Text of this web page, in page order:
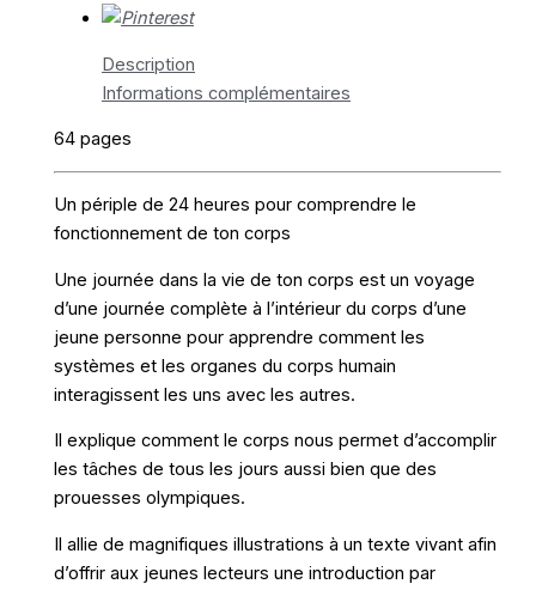
Description
Informations complémentaires
64 pages
Un périple de 24 heures pour comprendre le
fonctionnement de ton corps
Une journée dans la vie de ton corps est un voyage
d’une journée complète à l’intérieur du corps d’une
jeune personne pour apprendre comment les
systèmes et les organes du corps humain
interagissent les uns avec les autres.
Il explique comment le corps nous permet d’accomplir
les tâches de tous les jours aussi bien que des
prouesses olympiques.
Il allie de magnifiques illustrations à un texte vivant afin
d’offrir aux jeunes lecteurs une introduction par